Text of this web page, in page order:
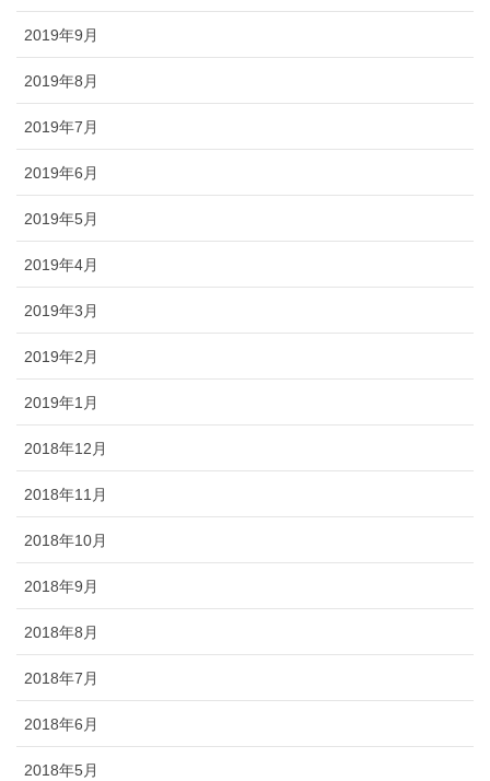
2019年9月
2019年8月
2019年7月
2019年6月
2019年5月
2019年4月
2019年3月
2019年2月
2019年1月
2018年12月
2018年11月
2018年10月
2018年9月
2018年8月
2018年7月
2018年6月
2018年5月